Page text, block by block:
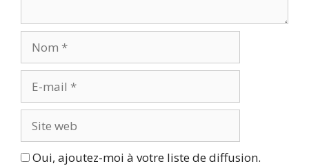
mail
web
Oui, ajoutez-moi à votre liste de diffusion.